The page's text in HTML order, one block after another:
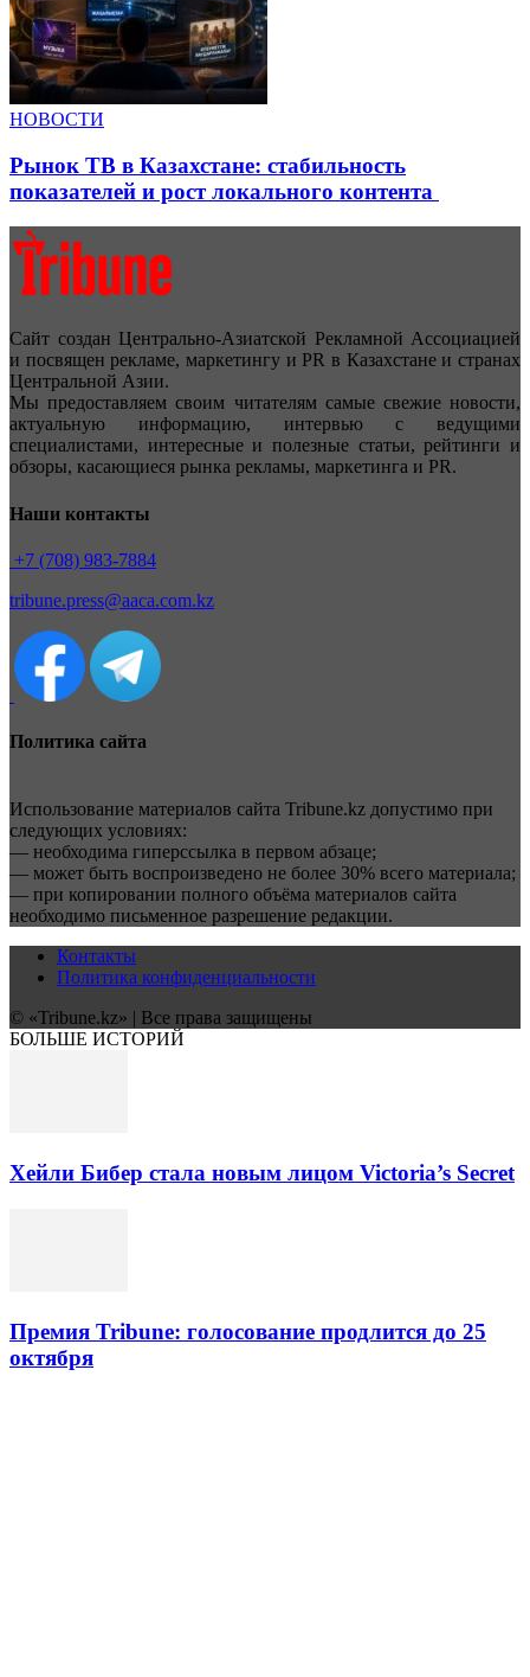
НОВОСТИ
Рынок ТВ в Казахстане: стабильность
показателей и рост локального контента
Сайт создан Центрально-Азиатской Рекламной Ассоциацией
и посвящен рекламе, маркетингу и PR в Казахстане и странах
Центральной Азии.
Мы предоставляем своим читателям самые свежие новости,
актуальную информацию, интервью с ведущими
специалистами, интересные и полезные статьи, рейтинги и
обзоры, касающиеся рынка рекламы, маркетинга и PR.
Наши контакты
+7 (708) 983-7884
tribune.press@aaca.com.kz
Политика сайта
Использование материалов сайта Tribune.kz допустимо при
следующих условиях:
— необходима гиперссылка в первом абзаце;
— может быть воспроизведено не более 30% всего материала;
— при копировании полного объёма материалов сайта
необходимо письменное разрешение редакции.
Контакты
Политика конфиденциальности
© «Tribune.kz» | Все права защищены
БОЛЬШЕ ИСТОРИЙ
Хейли Бибер стала новым лицом Victoria’s Secret
Премия Tribune: голосование продлится до 25
октября